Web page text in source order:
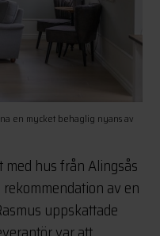
en mycket behaglig nyans av
med hus från Alingsås
av en
uppskattade